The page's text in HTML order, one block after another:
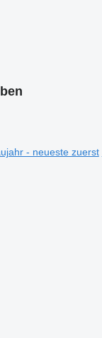
- neueste zuerst